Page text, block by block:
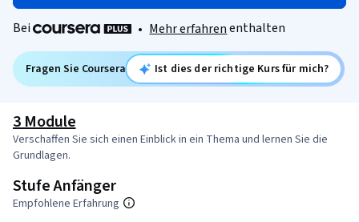
Bei • Mehr erfahrenenthalten
Fragen Sie Coursera Ist dies der richtige Kurs für mich?
3 Module
Verschaffen Sie sich einen Einblick in ein Thema und lernen Sie die
Grundlagen.
Stufe Anfänger
Empfohlene Erfahrung